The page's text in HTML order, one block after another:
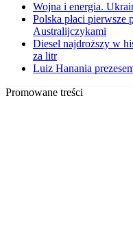
Wojna i energia.
Polska płaci pierwsze
Australijczykami
Diesel najdroższy w
za litr
Luiz Hanania
Promowane treści